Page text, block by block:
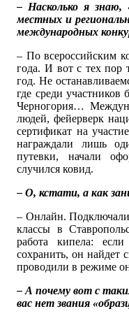
– Насколько я знаю,
местных и
международных
– По всероссийским
года. И вот с тех пор
год. Не
где среди участников
Черногория…
людей, фейерверк
сертификат на
награждали лишь
путевки, начали
случился ковид.
– О, кстати, а как
– Онлайн.
классы в
работа кипела:
сохранить, он найдет
проводили в режиме
– А почему вот с
вас нет звания